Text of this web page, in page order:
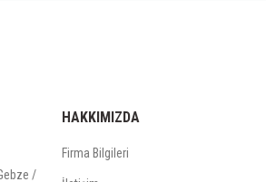
/
HAKKIMIZDA
Firma Bilgileri